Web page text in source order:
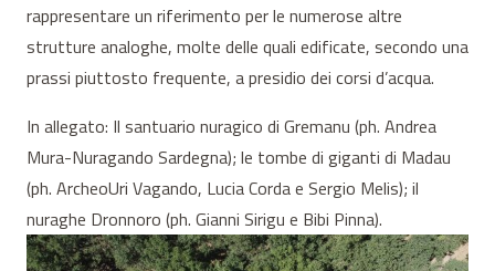
rappresentare un riferimento per le numerose altre
strutture analoghe, molte delle quali edificate, secondo una
prassi piuttosto frequente, a presidio dei corsi d’acqua.
In allegato: Il santuario nuragico di Gremanu (ph. Andrea
Mura-Nuragando Sardegna); le tombe di giganti di Madau
(ph. ArcheoUri Vagando, Lucia Corda e Sergio Melis); il
nuraghe Dronnoro (ph. Gianni Sirigu e Bibi Pinna).